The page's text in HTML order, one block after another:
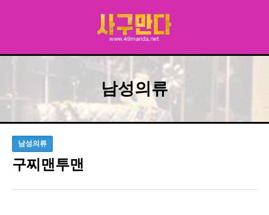
남성의류
남성의류
구찌맨투맨